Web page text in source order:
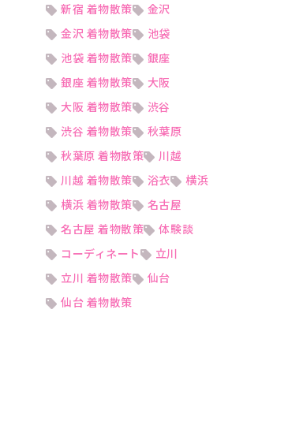
新宿 着物散策
金沢
金沢 着物散策
池袋
池袋 着物散策
銀座
銀座 着物散策
大阪
大阪 着物散策
渋谷
渋谷 着物散策
秋葉原
秋葉原 着物散策
川越
川越 着物散策
浴衣
横浜
横浜 着物散策
名古屋
名古屋 着物散策
体験談
コーディネート
立川
立川 着物散策
仙台
仙台 着物散策